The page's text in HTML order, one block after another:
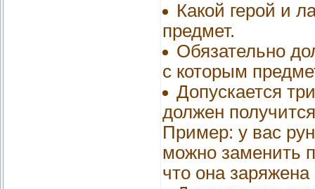
Какой герой и
предмет.
Обязательно
с которым
Допускается
должен
Пример: у вас
можно заменить
что она заряжена